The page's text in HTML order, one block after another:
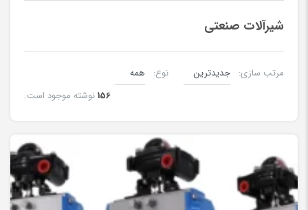
شیرآلات صنعتی
مرتب سازی:
نوع:
156نوشته موجود است.